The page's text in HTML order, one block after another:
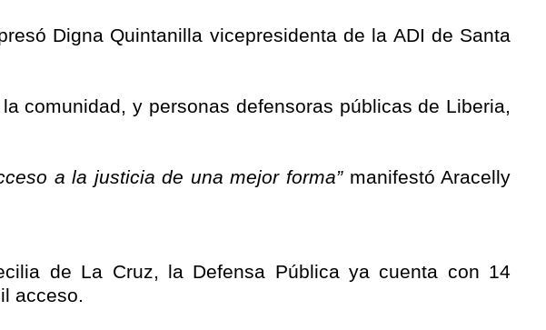
Digna Quintanilla vicepresidenta de la ADI de Santa
comunidad, y personas defensoras públicas de Liberia,
a la justicia de una mejor forma” manifestó Aracelly
de La Cruz, la Defensa Pública ya cuenta con 14
acceso.